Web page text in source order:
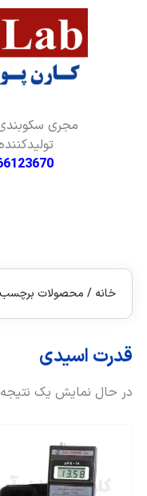
مجری
خانه / محصولات برچسب
قدرت اسیدی
در حال نمایش یک نتیجه